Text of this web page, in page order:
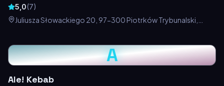
5,0(7)
Juliusza Słowackiego 20, 97-300 Piotrków Trybunalski,
A
Ale! Kebab